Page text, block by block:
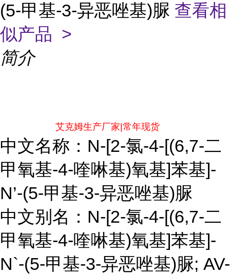
(5-甲基-3-异恶唑基)脲 查看相
似产品 >
简介
艾克姆生产厂家|常年现货
中文名称：N-[2-氯-4-[(6,7-二
甲氧基-4-喹啉基)氧基]苯基]-
N’-(5-甲基-3-异恶唑基)脲
中文别名：N-[2-氯-4-[(6,7-二
甲氧基-4-喹啉基)氧基]苯基]-
N`-(5-甲基-3-异恶唑基)脲; AV-